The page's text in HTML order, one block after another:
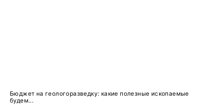
Бюджет на геологоразведку: какие полезные ископаемые
будем...